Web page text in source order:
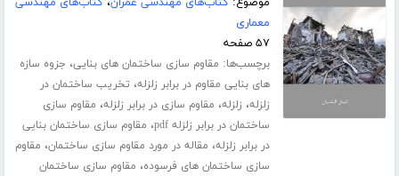
معماری
۵۷ صفحه
برچسب‌ها: مقاوم سازی ساختمان های بنایی، جزوه سازه
های بنایی مقاوم در برابر زلزله، تخریب ساختمان در
زلزله، زلزله، مقاوم سازی در برابر زلزله، مقاوم سازی
ساختمان در برابر زلزله pdf
، مقاوم سازی ساختمان بنایی
در برابر زلزله، مقاله در مورد مقاوم سازی ساختمان، مقاوم
سازی ساختمان های فرسوده، مقاوم سازی ساختمان